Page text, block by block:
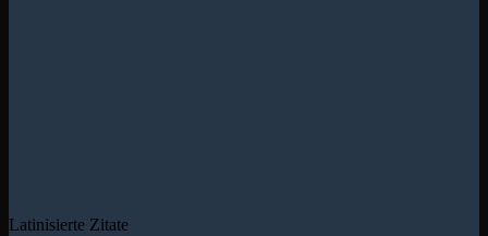
Latinisierte Zitate